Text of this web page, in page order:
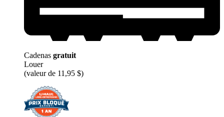
Cadenas gratuit
Louer
(valeur de 11,95 $)